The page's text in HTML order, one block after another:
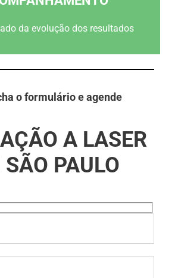
da evolução dos resultados
o formulário e agende
A LASER
SÃO PAULO